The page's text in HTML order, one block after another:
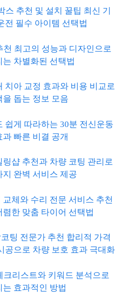
스 추천 및 설치 꿀팁 최신 기
전 필수 아이템 선택법
천 최고의 성능과 디자인으로
는 차별화된 선택법
치아 교정 효과와 비용 비교로
을 돕는 정보 모음
쉽게 따라하는 30분 전신운동
빠른 비결 공개
링샵 추천과 차량 코팅 관리로
지 완벽 서비스 제공
체와 수리 전문 서비스 추천
렴한 맞춤 타이어 선택법
팅 전문가 추천 합리적 가격
공으로 차량 보호 효과 극대화
크리스트와 키워드 분석으로
는 효과적인 방법